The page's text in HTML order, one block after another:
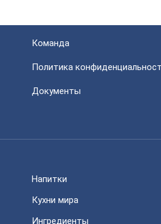
Команда
Политика
Документы
Напитки
Кухни мира
Ингредиенты